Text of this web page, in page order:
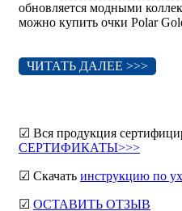
обновляется модными
можно купить очки Polar
ЧИТАТЬ ДАЛЕЕ >>>
☑ Вся продукция
СЕРТИФИКАТЫ>>>
☑ Скачать инструкцию по
☑ ОСТАВИТЬ ОТЗЫВ